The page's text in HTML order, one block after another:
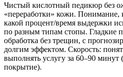
Чистый кислотный педикюр без
«переработки» кожи. Понимание,
какой процент/время выдержки
по разным типам стопы. Гладкие
обработка без трещин, с
долгим эффектом. Скорость:
выполнять услугу за 60–90 минут
покрытие).